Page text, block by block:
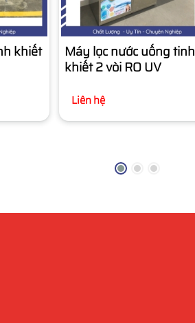
khiết
Máy lọc nước uống tinh
khiết 2 vòi RO UV
Liên hệ